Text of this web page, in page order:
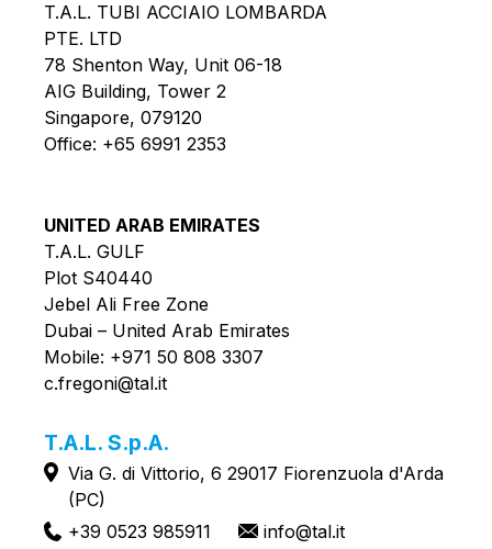
T.A.L. TUBI ACCIAIO LOMBARDA
PTE. LTD
78 Shenton Way, Unit 06-18
AIG Building, Tower 2
Singapore, 079120
Office: +65 6991 2353
UNITED ARAB EMIRATES
T.A.L. GULF
Plot S40440
Jebel Ali Free Zone
Dubai – United Arab Emirates
Mobile: +971 50 808 3307
c.fregoni@tal.it
T.A.L. S.p.A.
Via G. di Vittorio, 6 29017 Fiorenzuola d'Arda
(PC)
+39 0523 985911
info@tal.it